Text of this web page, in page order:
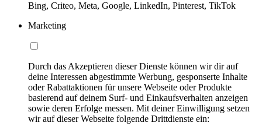
Bing, Criteo, Meta, Google, LinkedIn, Pinterest, TikTok
Marketing
Durch das Akzeptieren dieser Dienste können wir dir auf
deine Interessen abgestimmte Werbung, gesponserte Inhalte
oder Rabattaktionen für unsere Webseite oder Produkte
basierend auf deinem Surf- und Einkaufsverhalten anzeigen
sowie deren Erfolge messen. Mit deiner Einwilligung setzen
wir auf dieser Webseite folgende Drittdienste ein: